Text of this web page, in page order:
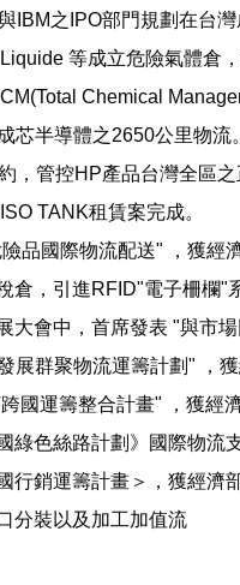
IBM之IPO部門規劃在台
等成立危險氣體倉
Chemical
芯半導體之2650公里物流。
，管控HP產品台灣全區
TANK租賃案完成。
品國際物流配送" ，獲經
倉，引進RFID"電子柵欄"
大會中，首席發表 "與市
展群聚物流運籌計劃" ，
國運籌整合計畫" ，獲經
綠色絲路計劃》國際物流
銷運籌計畫＞，獲經濟
分裝以及加工加值流